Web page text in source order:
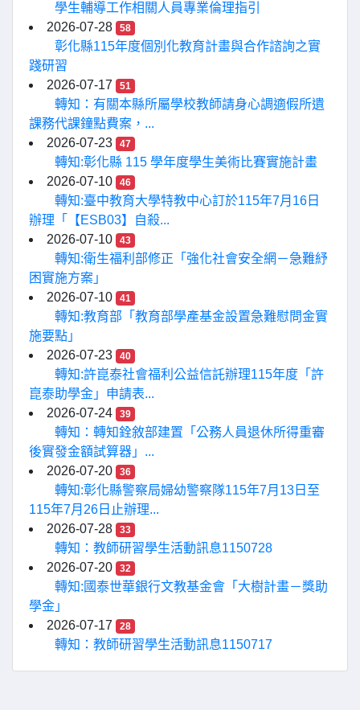
學生輔導工作相關人員專業倫理指引
2026-07-28
58
彰化縣115年度個別化教育計畫與合作諮詢之實
踐研習
2026-07-17
51
轉知：有關本縣所屬學校教師請身心調適假所遺
課務代課鐘點費案，...
2026-07-23
47
轉知:彰化縣 115 學年度學生美術比賽實施計畫
2026-07-10
46
轉知:臺中教育大學特教中心訂於115年7月16日
辦理「【ESB03】自殺...
2026-07-10
43
轉知:衛生福利部修正「強化社會安全網－急難紓
困實施方案」
2026-07-10
41
轉知:教育部「教育部學產基金設置急難慰問金實
施要點」
2026-07-23
40
轉知:許崑泰社會福利公益信託辦理115年度「許
崑泰助學金」申請表...
2026-07-24
39
轉知：轉知銓敘部建置「公務人員退休所得重審
後實發金額試算器」...
2026-07-20
36
轉知:彰化縣警察局婦幼警察隊115年7月13日至
115年7月26日止辦理...
2026-07-28
33
轉知：教師研習學生活動訊息1150728
2026-07-20
32
轉知:國泰世華銀行文教基金會「大樹計畫－獎助
學金」
2026-07-17
28
轉知：教師研習學生活動訊息1150717